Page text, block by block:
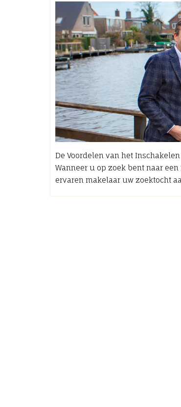
De Voordelen van het
Wanneer u op zoek bent naar
ervaren makelaar uw zoektocht